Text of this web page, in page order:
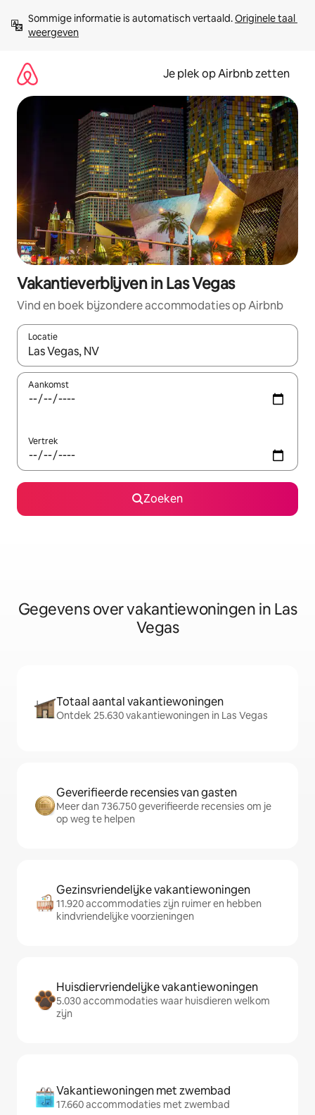
direct
naar
Sommige informatie is automatisch vertaald. Originele taal
weergeven
Je plek op Airbnb zetten
Vakantieverblijven in Las Vegas
Vind en boek bijzondere accommodaties op Airbnb
Locatie
Wanneer er resultaten beschikbaar zijn, maak je een keuze
Aankomst
Vertrek
Zoeken
Gegevens over vakantiewoningen in Las
Vegas
Totaal aantal vakantiewoningen
Ontdek 25.630 vakantiewoningen in Las Vegas
Geverifieerde recensies van gasten
Meer dan 736.750 geverifieerde recensies om je
op weg te helpen
Gezinsvriendelijke vakantiewoningen
11.920 accommodaties zijn ruimer en hebben
kindvriendelijke voorzieningen
Huisdiervriendelijke vakantiewoningen
5.030 accommodaties waar huisdieren welkom
zijn
Vakantiewoningen met zwembad
17.660 accommodaties met zwembad